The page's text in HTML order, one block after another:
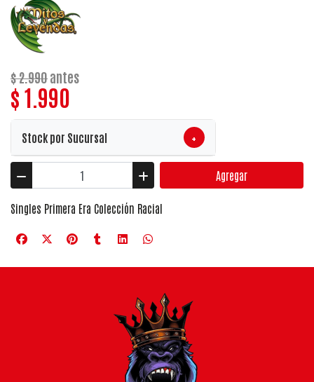
$ 2.990antes
$ 1.990
Stock por Sucursal +
Agregar
Singles Primera Era Colección Racial